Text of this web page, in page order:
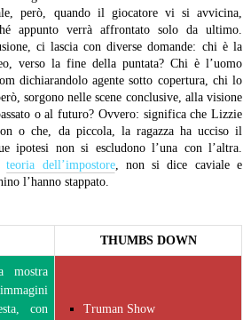
però, quando il giocatore vi si avvicina,
appunto verrà affrontato solo da ultimo.
ci lascia con diverse domande: chi è la
verso la fine della puntata? Chi è l’uomo
dichiarandolo agente sotto copertura, chi lo
sorgono nelle scene conclusive, alla visione
o al futuro? Ovvero: significa che Lizzie
o che, da piccola, la ragazza ha ucciso il
ipotesi non si escludono l’una con l’altra.
teoria dell’impostore, non si dice caviale e
l’hanno stappato.
THUMBS DOWN
mostra
con
Truman Show